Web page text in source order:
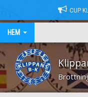
CUP
HEM